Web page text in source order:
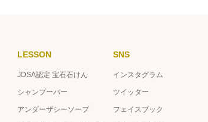
LESSON
JDSA認定 宝石石けん
シャンプーバー
アンダーザシーソープ
SNS
インスタグラム
ツイッター
フェイスブック